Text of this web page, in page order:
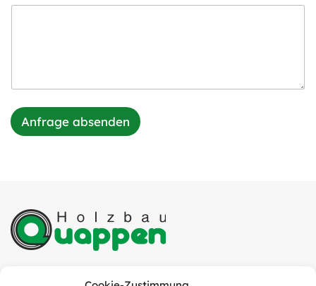
Anfrage absenden